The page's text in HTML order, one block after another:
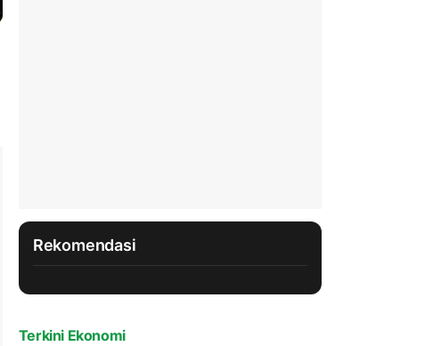
Rekomendasi
Terkini Ekonomi